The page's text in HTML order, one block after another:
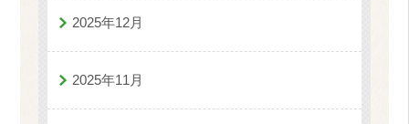
2025年12月
2025年11月